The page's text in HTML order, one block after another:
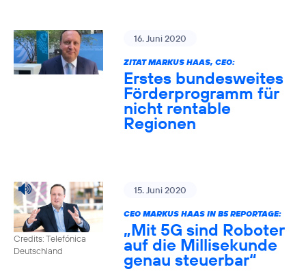
16. Juni 2020
ZITAT MARKUS HAAS, CEO:
Erstes bundesweites
Förderprogramm für
nicht rentable
Regionen
Credits: Telefónica
Deutschland
15. Juni 2020
CEO MARKUS HAAS IN B5 REPORTAGE:
„Mit 5G sind Roboter
auf die Millisekunde
genau steuerbar“